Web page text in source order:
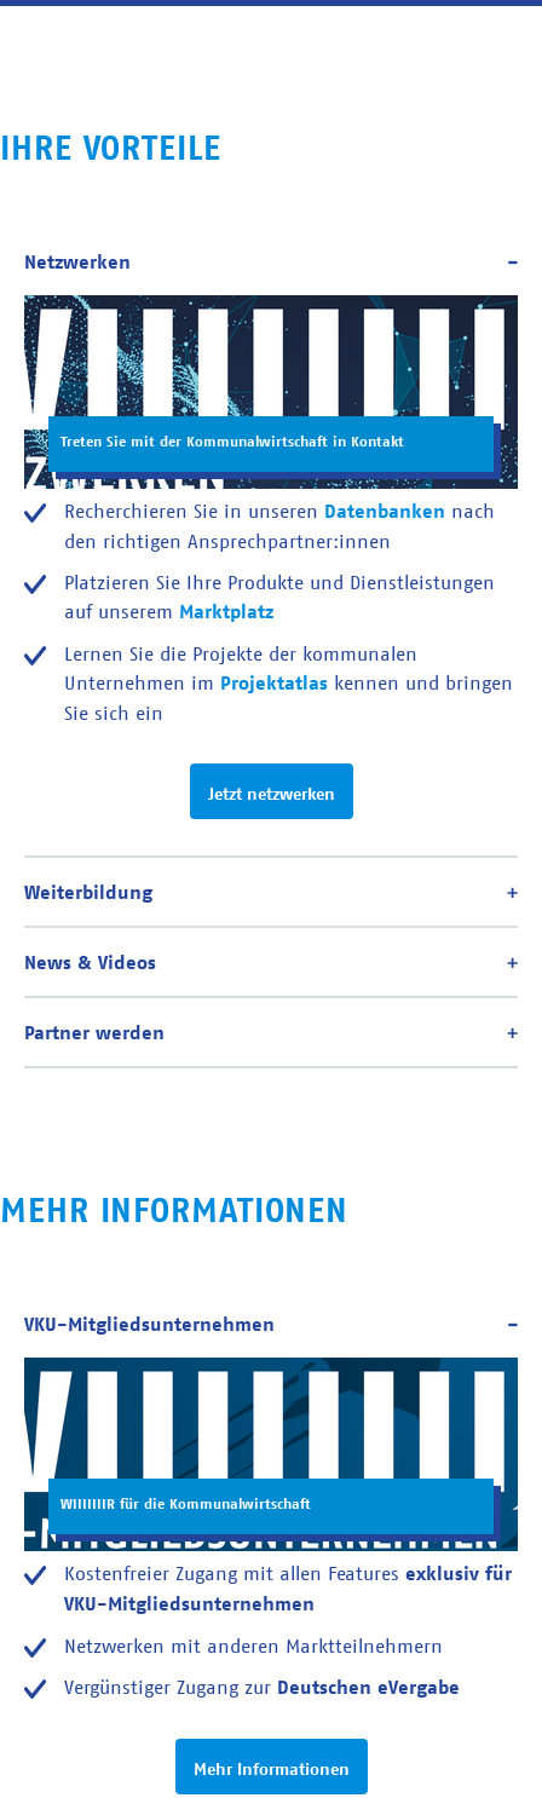
IHRE VORTEILE
Treten Sie mit der Kommunalwirtschaft in Kontakt
Recherchieren Sie in unseren Datenbanken nach
den richtigen Ansprechpartner:innen
Platzieren Sie Ihre Produkte und Dienstleistungen
auf unserem Marktplatz
Lernen Sie die Projekte der kommunalen
Unternehmen im Projektatlas kennen und bringen
Sie sich ein
Jetzt netzwerken
MEHR INFORMATIONEN
WIIIIIIIR für die Kommunalwirtschaft
Kostenfreier Zugang mit allen Features exklusiv für
VKU-Mitgliedsunternehmen
Netzwerken mit anderen Marktteilnehmern
Vergünstiger Zugang zur Deutschen eVergabe
Mehr Informationen